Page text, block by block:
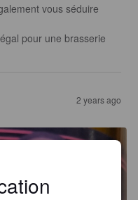
vous séduire
pour une brasserie
2 years ago